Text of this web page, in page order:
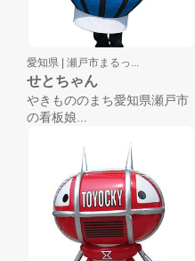
愛知県 | 瀬戸市まるっ...
せとちゃん
やきもののまち愛知県瀬戸市
の看板娘...